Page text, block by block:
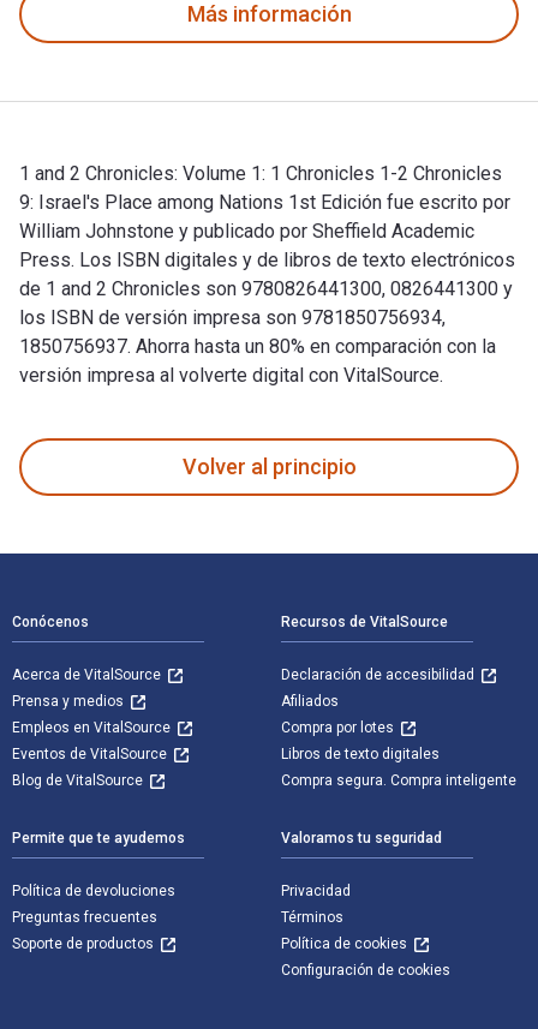
Más información
1 and 2 Chronicles: Volume 1: 1 Chronicles 1-2 Chronicles
9: Israel's Place among Nations 1st Edición fue escrito por
William Johnstone y publicado por Sheffield Academic
Press. Los ISBN digitales y de libros de texto electrónicos
de 1 and 2 Chronicles son 9780826441300, 0826441300 y
los ISBN de versión impresa son 9781850756934,
1850756937. Ahorra hasta un 80% en comparación con la
versión impresa al volverte digital con VitalSource.
Volver al principio
Conócenos
Acerca de VitalSource
Prensa y medios
Empleos en VitalSource
Eventos de VitalSource
Blog de VitalSource
Recursos de VitalSource
Declaración de accesibilidad
Afiliados
Compra por lotes
Libros de texto digitales
Compra segura. Compra inteligente
Permite que te ayudemos
Política de devoluciones
Preguntas frecuentes
Soporte de productos
Valoramos tu seguridad
Privacidad
Términos
Política de cookies
Configuración de cookies